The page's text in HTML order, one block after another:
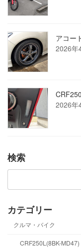
アコー
2026年
2026年
検索
カテゴリー
クルマ・バイク
CRF250L(8BK-MD47)